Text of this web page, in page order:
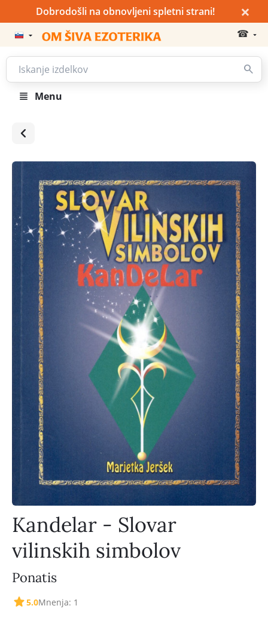
Dobrodošli na obnovljeni spletni strani! ×
☎
Menu
Kandelar - Slovar
vilinskih simbolov
Ponatis
5.0Mnenja: 1